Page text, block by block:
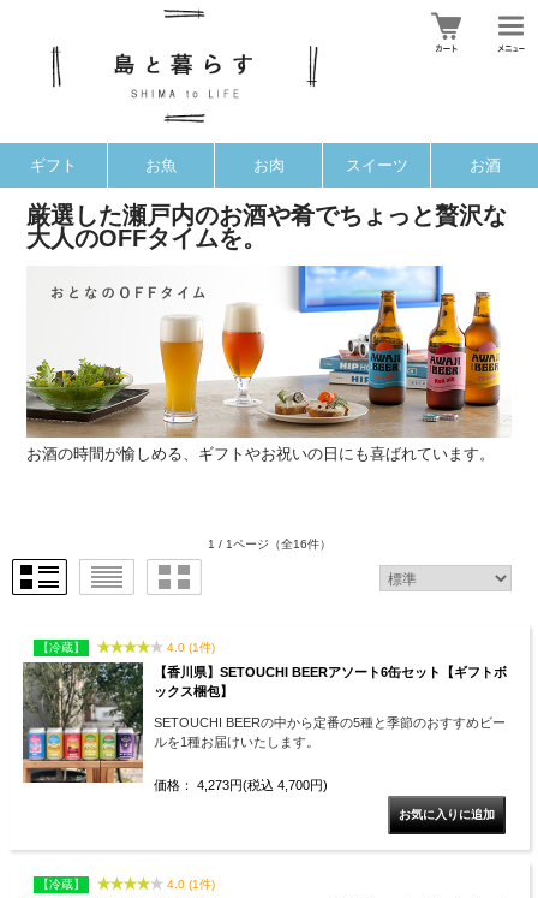
ギフト お魚 お肉 スイーツ お酒
厳選した瀬戸内のお酒や肴でちょっと贅沢な
大人のOFFタイムを。
お酒の時間が愉しめる、ギフトやお祝いの日にも喜ばれています。
1 / 1ページ （全16件）
【冷蔵】 4.0 (1件)
【香川県】SETOUCHI BEERアソート6缶セット【ギフトボ
ックス梱包】
SETOUCHI BEERの中から定番の5種と季節のおすすめビー
ルを1種お届けいたします。
価格： 4,273円(税込 4,700円)
【冷蔵】 4.0 (1件)